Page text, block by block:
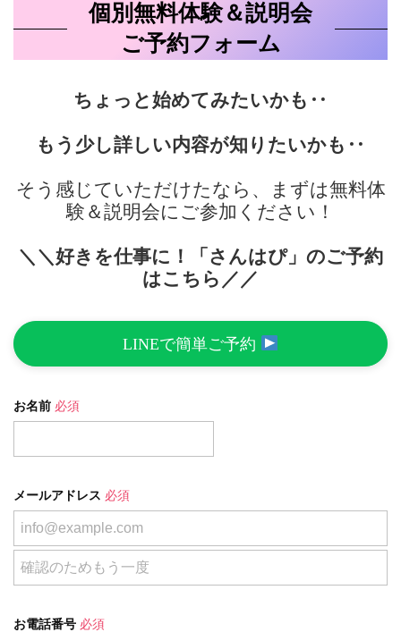
個別無料体験＆説明会
ご予約フォーム
ちょっと始めてみたいかも‥
もう少し詳しい内容が知りたいかも‥
そう感じていただけたなら、まずは無料体
験＆説明会にご参加ください！
＼＼好きを仕事に！「さんはぴ」のご予約
はこちら／／
LINEで簡単ご予約
お名前 必須
メールアドレス 必須
お電話番号 必須